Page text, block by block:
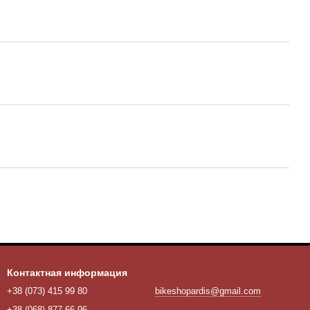
Контактная информация
+38 (073) 415 99 80
bikeshopardis@gmail.com